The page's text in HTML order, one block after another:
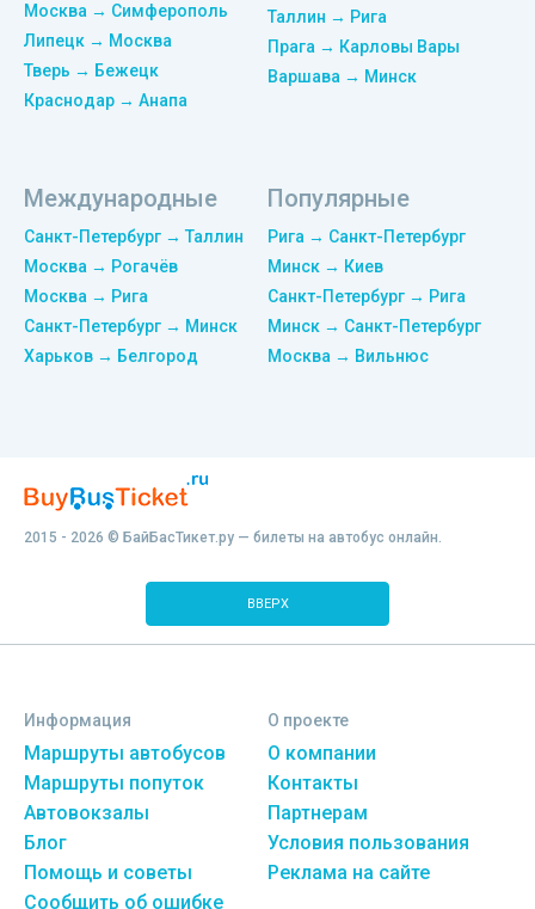
Москва → Симферополь
Липецк → Москва
Тверь → Бежецк
Краснодар → Анапа
Таллин → Рига
Прага → Карловы Вары
Варшава → Минск
Международные
Санкт-Петербург → Таллин
Москва → Рогачёв
Москва → Рига
Санкт-Петербург → Минск
Харьков → Белгород
Популярные
Рига → Санкт-Петербург
Минск → Киев
Санкт-Петербург → Рига
Минск → Санкт-Петербург
Москва → Вильнюс
2015 - 2026 © БайБасТикет.ру — билеты на автобус онлайн.
ВВЕРХ
Информация
Маршруты автобусов
Маршруты попуток
Автовокзалы
Блог
Помощь и советы
Сообщить об ошибке
О проекте
О компании
Контакты
Партнерам
Условия пользования
Реклама на сайте